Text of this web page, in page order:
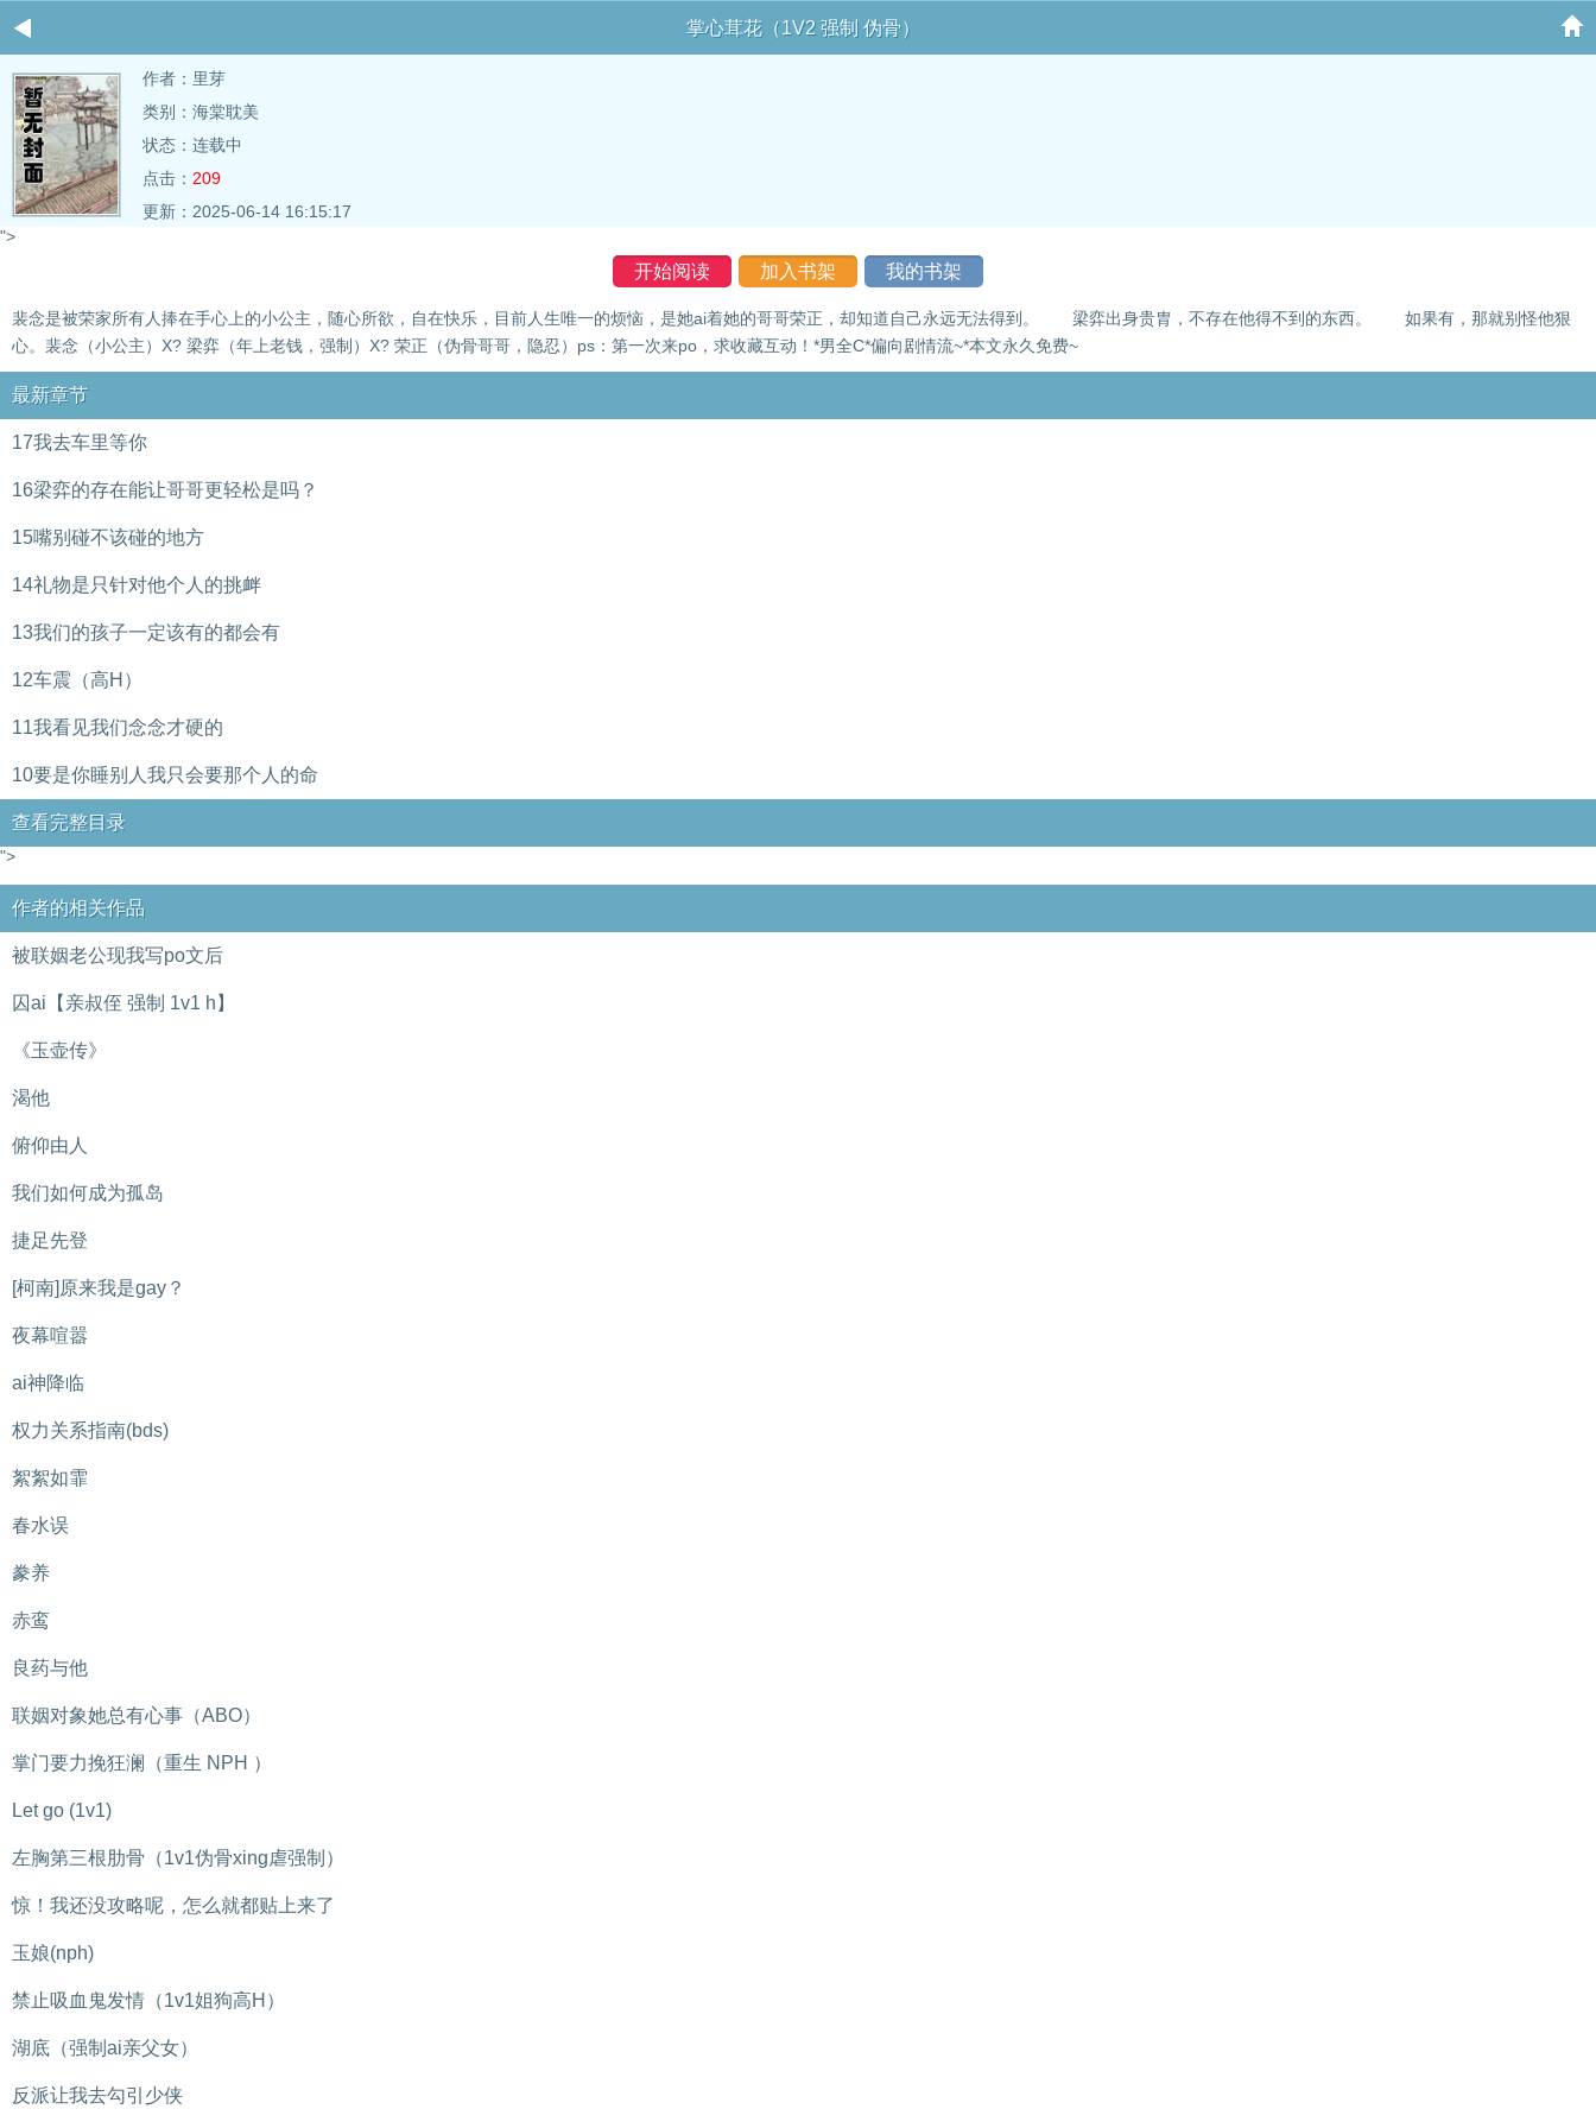
掌心茸花（1V2 强制 伪骨）
作者： 里芽
类别：海棠耽美
状态：连载中
点击： 209
更新：2025-06-14 16:15:17
">
开始阅读 加入书架 我的书架
裴念是被荣家所有人捧在手心上的小公主，随心所欲，自在快乐，目前人生唯一的烦恼，是她ai着她的哥哥荣正，却知道自己永远无法得到。 梁弈出身贵胄，不存在他得不到的东西。 如果有，那就别怪他狠
心。裴念（小公主）X? 梁弈（年上老钱，强制）X? 荣正（伪骨哥哥，隐忍）ps：第一次来po，求收藏互动！*男全C*偏向剧情流~*本文永久免费~
最新章节
17我去车里等你
16梁弈的存在能让哥哥更轻松是吗？
15嘴别碰不该碰的地方
14礼物是只针对他个人的挑衅
13我们的孩子一定该有的都会有
12车震（高H）
11我看见我们念念才硬的
10要是你睡别人我只会要那个人的命
查看完整目录
">
作者的相关作品
被联姻老公现我写po文后
囚ai【亲叔侄 强制 1v1 h】
《玉壶传》
渴他
俯仰由人
我们如何成为孤岛
捷足先登
[柯南]原来我是gay？
夜幕喧嚣
ai神降临
权力关系指南(bds)
絮絮如霏
春水误
豢养
赤鸾
良药与他
联姻对象她总有心事（ABO）
掌门要力挽狂澜（重生 NPH ）
Let go (1v1)
左胸第三根肋骨（1v1伪骨xing虐强制）
惊！我还没攻略呢，怎么就都贴上来了
玉娘(nph)
禁止吸血鬼发情（1v1姐狗高H）
湖底（强制ai亲父女）
反派让我去勾引少侠